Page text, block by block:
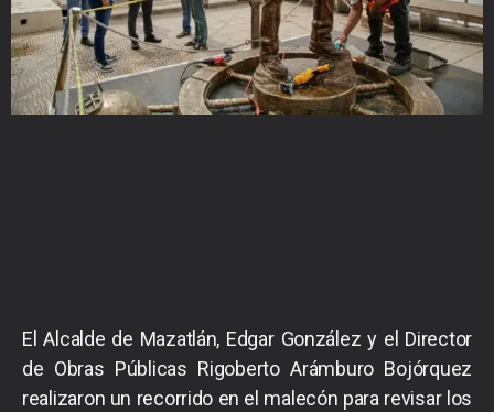
El Alcalde de Mazatlán, Edgar González y el Director
de Obras Públicas Rigoberto Arámburo Bojórquez
realizaron un recorrido en el malecón para revisar los